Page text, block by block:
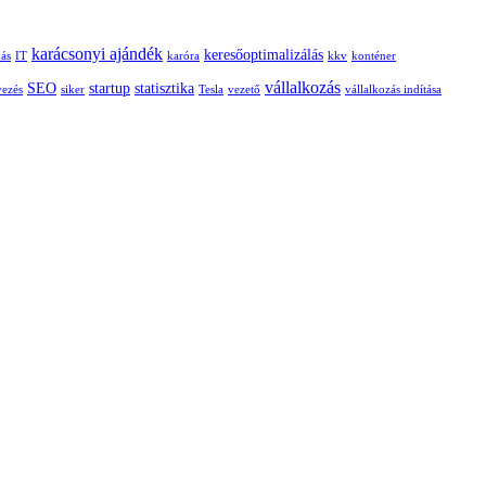
a
egyik
IT karácsonyi ajándék karóra keresőoptimalizálás kkv konténer
SEO siker startup statisztika Tesla vezető vállalkozás vállalkozás indítása